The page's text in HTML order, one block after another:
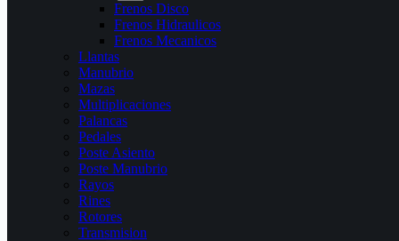
Frenos Disco
Frenos Hidraulicos
Frenos Mecanicos
Llantas
Manubrio
Mazas
Multiplicaciones
Palancas
Pedales
Poste Asiento
Poste Manubrio
Rayos
Rines
Rotores
Transmision